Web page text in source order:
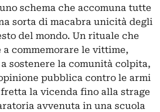
schema che accomuna tutte
sorta di macabra unicità degli
del mondo. Un rituale che
commemorare le vittime,
sostenere la comunità colpita,
pubblica contro le armi
la vicenda fino alla strage
avvenuta in una scuola